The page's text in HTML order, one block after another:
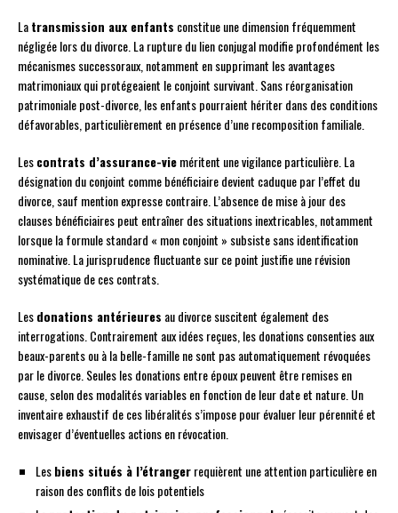
Latransmission aux enfants constitue une dimension fréquemment
négligée lors du divorce. La rupture du lien conjugal modifie profondément les
mécanismes successoraux, notamment en supprimant les avantages
matrimoniaux qui protégeaient le conjoint survivant. Sans réorganisation
patrimoniale post-divorce, les enfants pourraient hériter dans des conditions
défavorables, particulièrement en présence d’une recomposition familiale.
Lescontrats d’assurance-vieméritent une vigilance particulière. La
désignation du conjoint comme bénéficiaire devient caduque par l’effet du
divorce, sauf mention expresse contraire. L’absence de mise à jour des
clauses bénéficiaires peut entraîner des situations inextricables, notamment
lorsque la formule standard « mon conjoint » subsiste sans identification
nominative. La jurisprudence fluctuante sur ce point justifie une révision
systématique de ces contrats.
Lesdonations antérieures au divorce suscitent également des
interrogations. Contrairement aux idées reçues, les donations consenties aux
beaux-parents ou à la belle-famille ne sont pas automatiquement révoquées
par le divorce. Seules les donations entre époux peuvent être remises en
cause, selon des modalités variables en fonction de leur date et nature. Un
inventaire exhaustif de ces libéralités s’impose pour évaluer leur pérennité et
envisager d’éventuelles actions en révocation.
Lesbiens situés à l’étrangerrequièrent une attention particulière en
raison des conflits de lois potentiels